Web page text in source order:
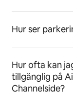
Hur ser
Hur ofta kan
tillgänglig på
Channelside?